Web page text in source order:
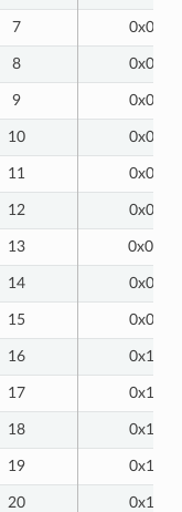
7 0x07
8 0x08
9 0x09
10 0x0A
11 0x0B
12 0x0C
13 0x0D
14 0x0E
15 0x0F
16 0x10
17 0x11
18 0x12
19 0x13
20 0x14